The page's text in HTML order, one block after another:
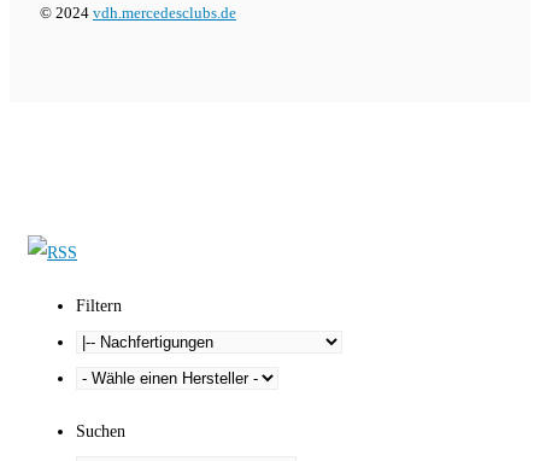
© 2024 vdh.mercedesclubs.de
Filtern
Suchen